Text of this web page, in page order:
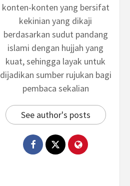
konten-konten yang bersifat
kekinian yang dikaji
berdasarkan sudut pandang
islami dengan hujjah yang
kuat, sehingga layak untuk
dijadikan sumber rujukan bagi
pembaca sekalian
See author's posts